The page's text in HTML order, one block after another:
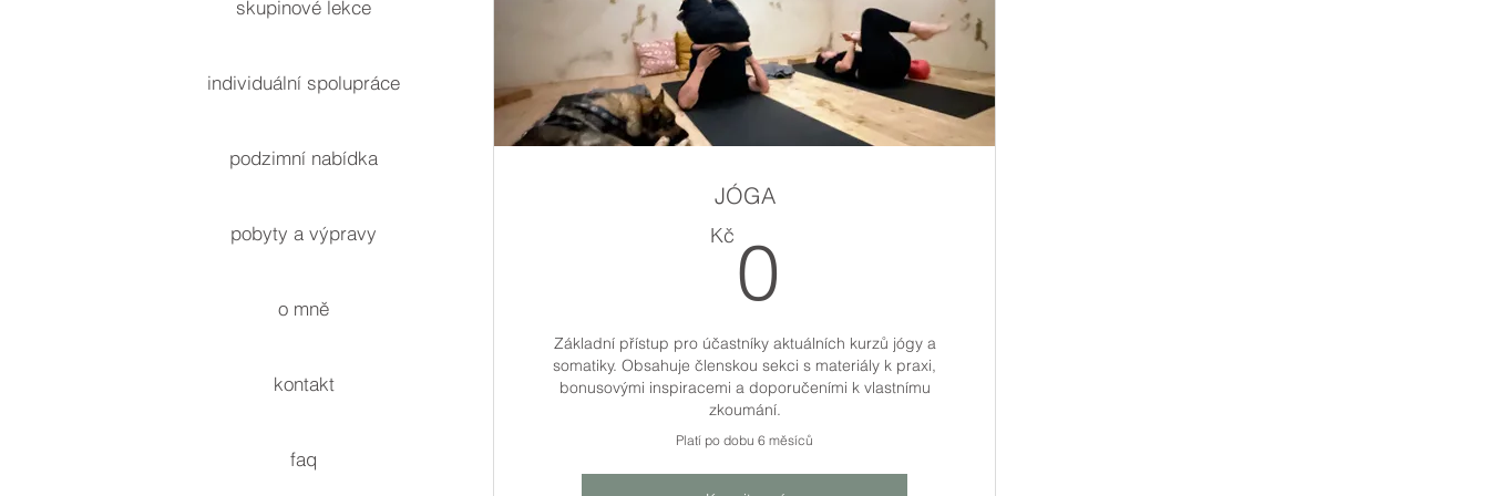
JÓGA
Kč 0
Základní přístup pro účastníky aktuálních kurzů jógy a
somatiky. Obsahuje členskou sekci s materiály k praxi,
bonusovými inspiracemi a doporučeními k vlastnímu
zkoumání.
Platí po dobu 6 měsíců
skupinové lekce
individuální spolupráce
podzimní nabídka
pobyty a výpravy
o mně
kontakt
faq